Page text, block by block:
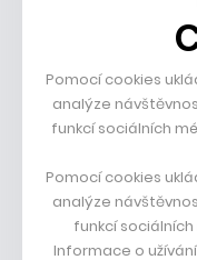
Praha
Bod obnovy je
Úplně umřít je
český film rozhodně
kinematografický
děj je sice trochu
Pomocí cookies
analýze
funkcí sociálních
Pomocí cookies
analýze
funkcí
Informace o